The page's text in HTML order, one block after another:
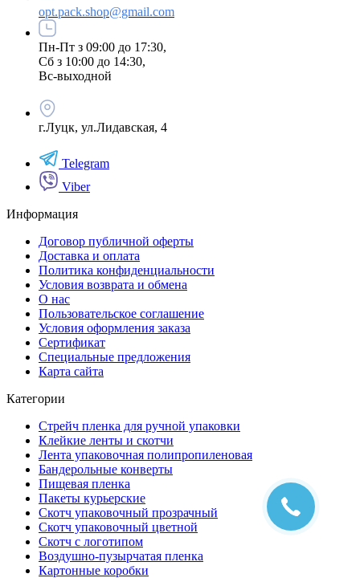
opt.pack.shop@gmail.com
Пн-Пт з 09:00 до 17:30,
Сб з 10:00 до 14:30,
Вс-выходной
г.Луцк, ул.Лидавская, 4
Telegram
Viber
Информация
Договор публичной оферты
Доставка и оплата
Политика конфиденциальности
Условия возврата и обмена
О нас
Пользовательское соглашение
Условия оформления заказа
Сертификат
Специальные предложения
Карта сайта
Категории
Стрейч пленка для ручной упаковки
Клейкие ленты и скотчи
Лента упаковочная полипропиленовая
Бандерольные конверты
Пищевая пленка
Пакеты курьерские
Cкотч упаковочный прозрачный
Скотч упаковочный цветной
Cкотч с логотипом
Воздушно-пузырчатая пленка
Картонные коробки